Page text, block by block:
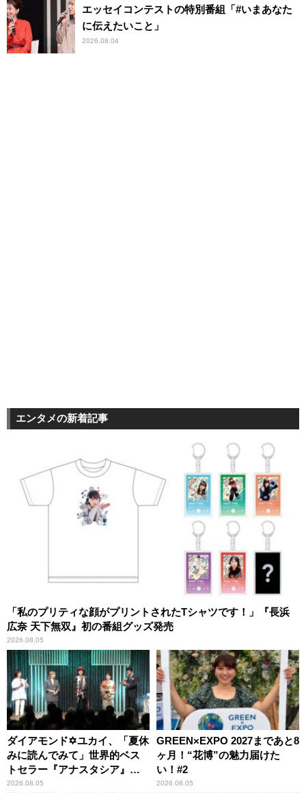
エッセイコンテストの特別番組「#いまあなた
に伝えたいこと」
2026.08.04
エンタメの新着記事
「私のプリティな顔がプリントされたTシャツです！」『長浜
広奈 天下無双』初の番組グッズ発売
2026.08.05
ダイアモンド✡ユカイ、「夏休
みに読んでみて」世界的ベス
トセラー『アナスタシア』を
紹介
2026.08.05
GREEN×EXPO 2027まであと8
ヶ月！“花博”の魅力届けた
い！#2
2026.08.05